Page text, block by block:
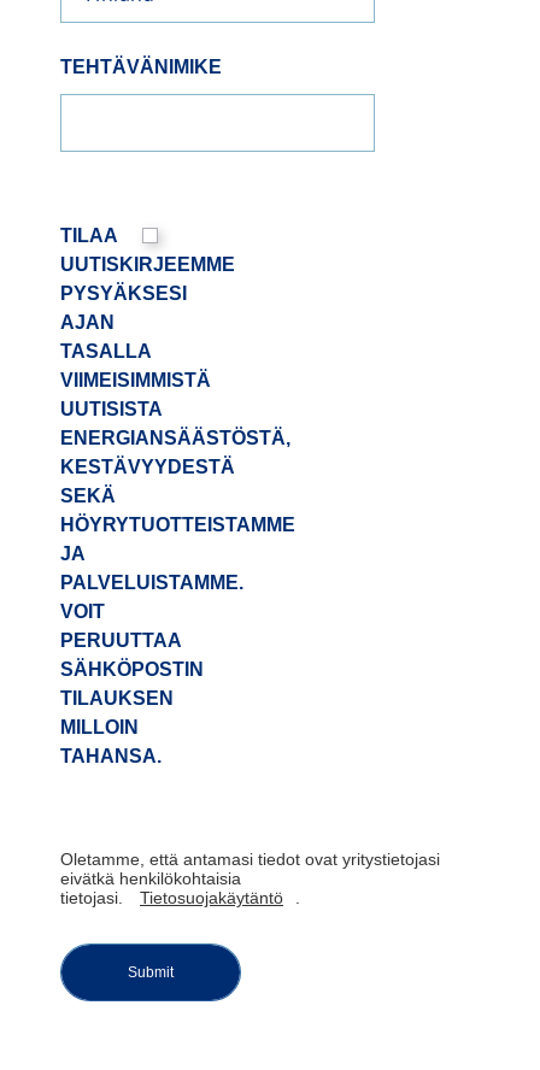
TEHTÄVÄNIMIKE
TILAA
UUTISKIRJEEMME
PYSYÄKSESI
AJAN
TASALLA
VIIMEISIMMISTÄ
UUTISISTA
ENERGIANSÄÄSTÖSTÄ,
KESTÄVYYDESTÄ
SEKÄ
HÖYRYTUOTTEISTAMME
JA
PALVELUISTAMME.
VOIT
PERUUTTAA
SÄHKÖPOSTIN
TILAUKSEN
MILLOIN
TAHANSA.
Oletamme, että antamasi tiedot ovat yritystietojasi
eivätkä henkilökohtaisia
tietojasi.
Tietosuojakäytäntö
Submit